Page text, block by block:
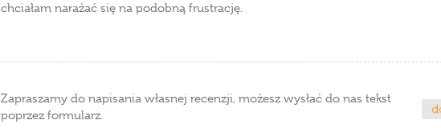
chciałam narażać się na podobną frustrację.
Zapraszamy do napisania własnej recenzji, możesz wysłać do nas tekst
poprzez formularz.